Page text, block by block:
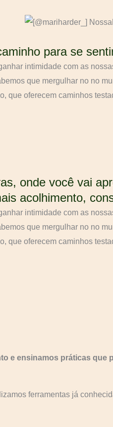
para se
intimidade com as
que mergulhar no no
que oferecem caminhos
onde você vai
acolhimento,
intimidade com as
que mergulhar no no
que oferecem caminhos
e ensinamos práticas
ferramentas já